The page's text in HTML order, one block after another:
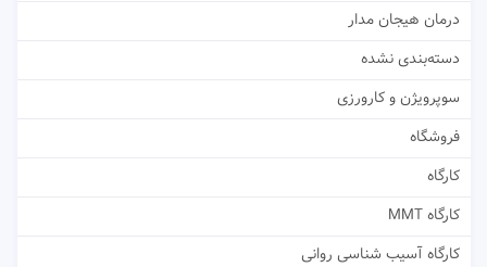
درمان هیجان مدار
دسته‌بندی نشده
سوپرویژن و کارورزی
فروشگاه
کارگاه
کارگاه MMT
کارگاه آسیب شناسی روانی